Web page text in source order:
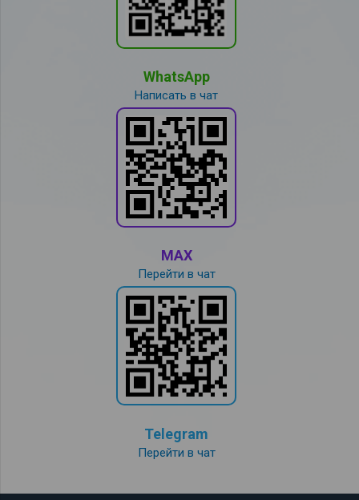
WhatsApp
Написать в чат
MAX
Перейти в чат
Telegram
Перейти в чат